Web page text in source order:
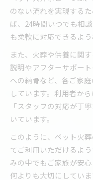
のない流れを実現する
ば、24時間いつでも相
も柔軟に対応できるよう
また、火葬や供養に関
説明やアフターサポー
への納骨など、各ご家
しています。利用者か
「スタッフの対応が丁
いています。
このように、ペット火
てご利用いただけるよ
みの中でもご家族が安
何よりも大切にしていま